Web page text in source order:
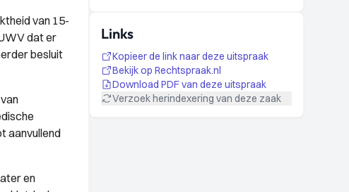
van 15-
dat er
besluit
aanvullend
en
Links
Kopieer de link naar deze uitspraak
Bekijk op Rechtspraak.nl
Download PDF van deze uitspraak
Verzoek herindexering van deze zaak